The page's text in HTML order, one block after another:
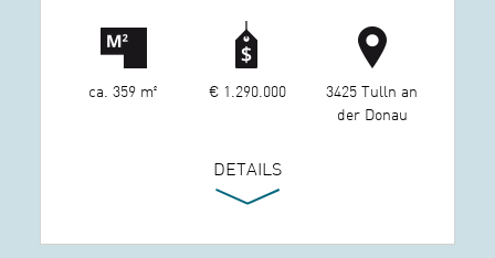
ca. 359 m² € 1.290.000
3425 Tulln an
der Donau
DETAILS